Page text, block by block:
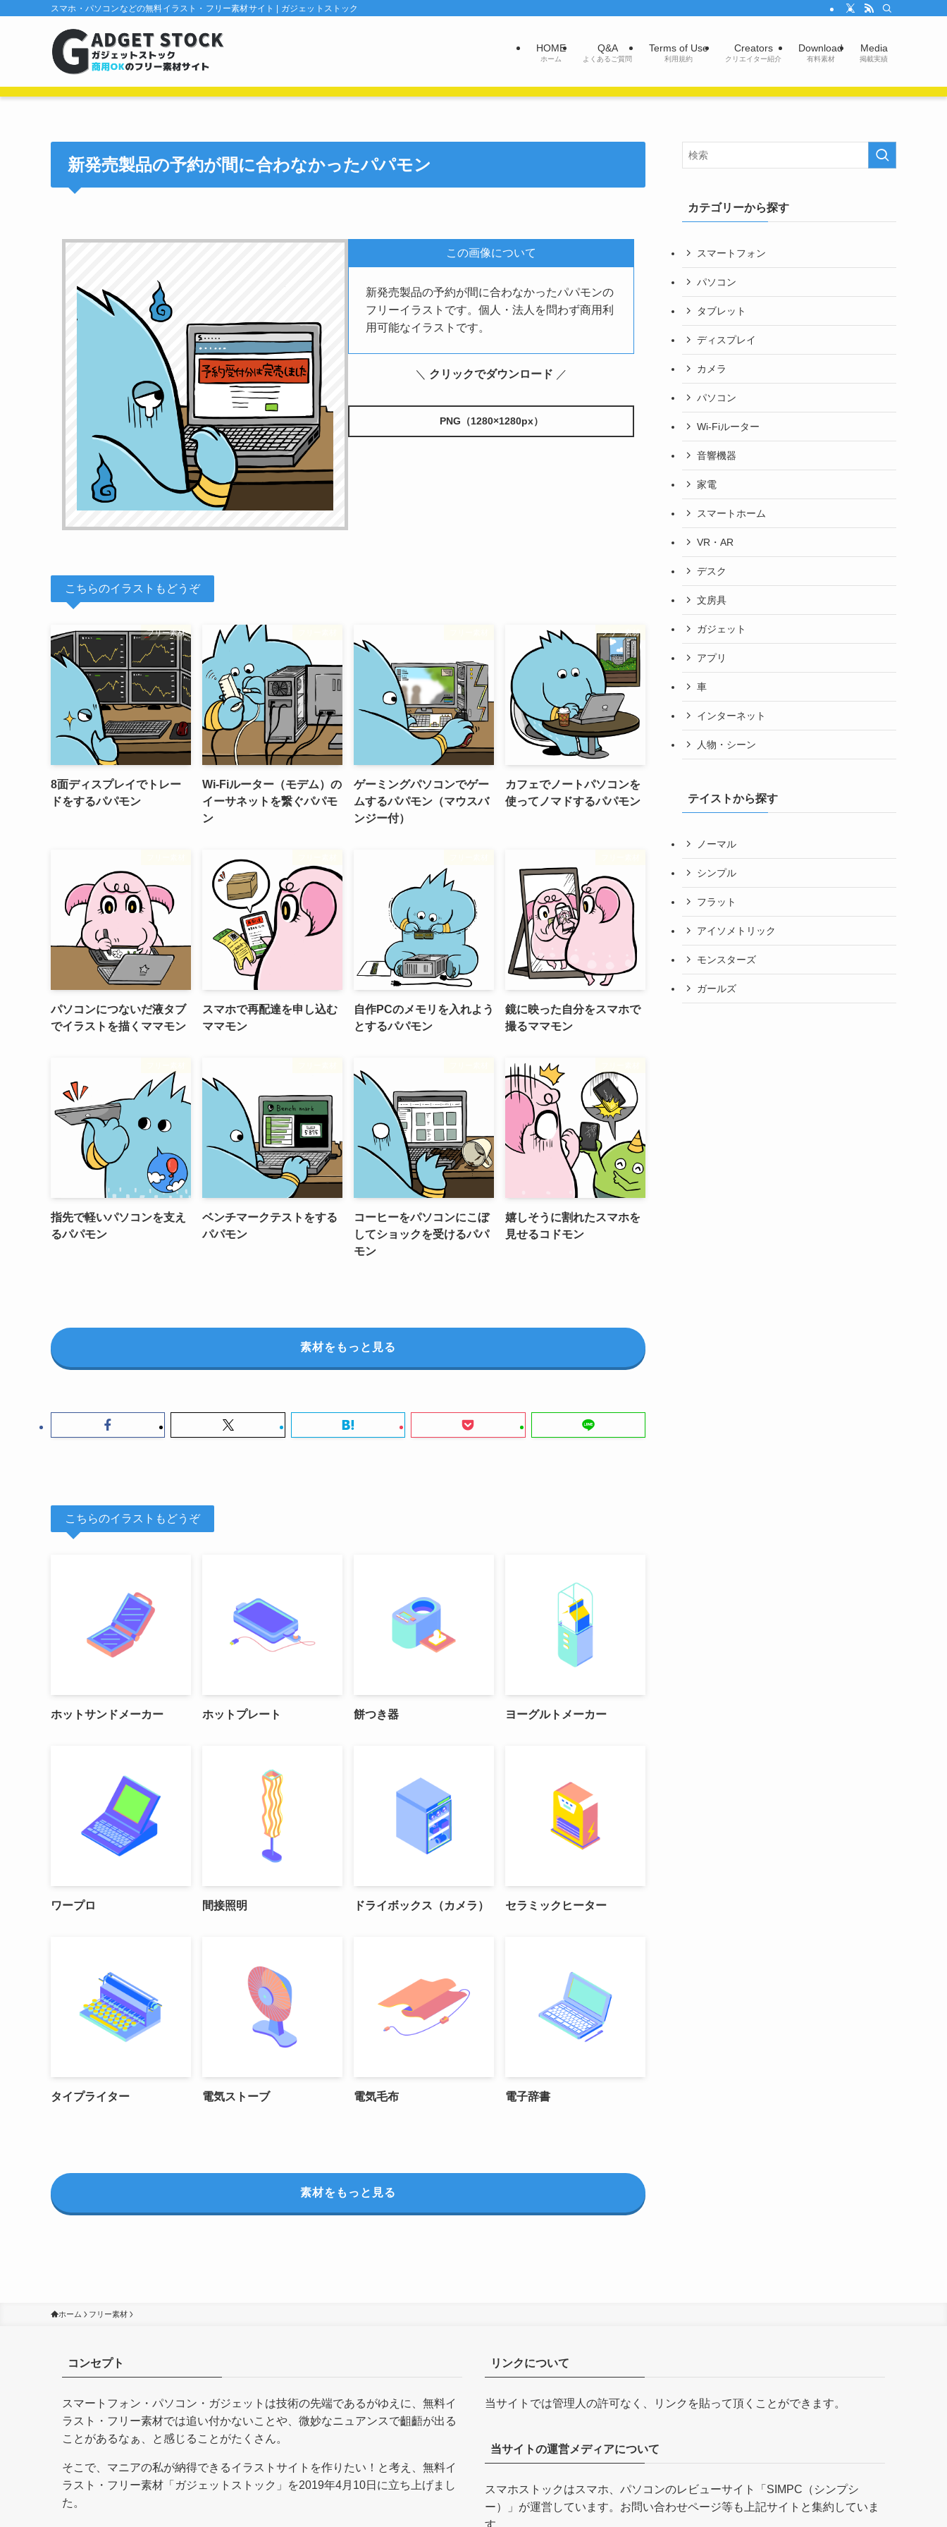
スマホ・パソコンなどの無料イラスト・フリー素材サイト | ガジェットストック
HOME
ホーム
Q&A
よくあるご質問
Terms of Use
利用規約
Creators
クリエイター紹介
Download
有料素材
Media
掲載実績
新発売製品の予約が間に合わなかったパパモン
この画像について
新発売製品の予約が間に合わなかったパパモンの
フリーイラストです。個人・法人を問わず商用利
用可能なイラストです。
＼ クリックでダウンロード ／
PNG（1280×1280px）
こちらのイラストもどうぞ
フリー素材
8面ディスプレイでトレー
ドをするパパモン
Wi-Fiルーター（モデム）の
イーサネットを繋ぐパパモ
ン
ゲーミングパソコンでゲー
ムするパパモン（マウスバ
ンジー付）
フリー素材
カフェでノートパソコンを
使ってノマドするパパモン
パソコンにつないだ液タブ
でイラストを描くママモン
スマホで再配達を申し込む
ママモン
自作PCのメモリを入れよう
とするパパモン
鏡に映った自分をスマホで
撮るママモン
指先で軽いパソコンを支え
るパパモン
ベンチマークテストをする
パパモン
コーヒーをパソコンにこぼ
してショックを受けるパパ
モン
嬉しそうに割れたスマホを
見せるコドモン
素材をもっと見る
こちらのイラストもどうぞ
ホットサンドメーカー ホットプレート 餅つき器 ヨーグルトメーカー
ワープロ 間接照明 ドライボックス（カメラ） セラミックヒーター
タイプライター 電気ストーブ 電気毛布 電子辞書
素材をもっと見る
カテゴリーから探す
スマートフォン
パソコン
タブレット
ディスプレイ
カメラ
パソコン
Wi-Fiルーター
音響機器
家電
スマートホーム
VR・AR
デスク
文房具
ガジェット
アプリ
車
インターネット
人物・シーン
テイストから探す
ノーマル
シンプル
フラット
アイソメトリック
モンスターズ
ガールズ
ホーム フリー素材
コンセプト
スマートフォン・パソコン・ガジェットは技術の先端であるがゆえに、無料イ
ラスト・フリー素材では追い付かないことや、微妙なニュアンスで齟齬が出る
ことがあるなぁ、と感じることがたくさん。
そこで、マニアの私が納得できるイラストサイトを作りたい！と考え、無料イ
ラスト・フリー素材「ガジェットストック」を2019年4月10日に立ち上げまし
た。
リンクについて
当サイトでは管理人の許可なく、リンクを貼って頂くことができます。
当サイトの運営メディアについて
スマホストックはスマホ、パソコンのレビューサイト「 SIMPC（シンプシ
ー）
」が運営しています。お問い合わせページ等も上記サイトと集約していま
す。